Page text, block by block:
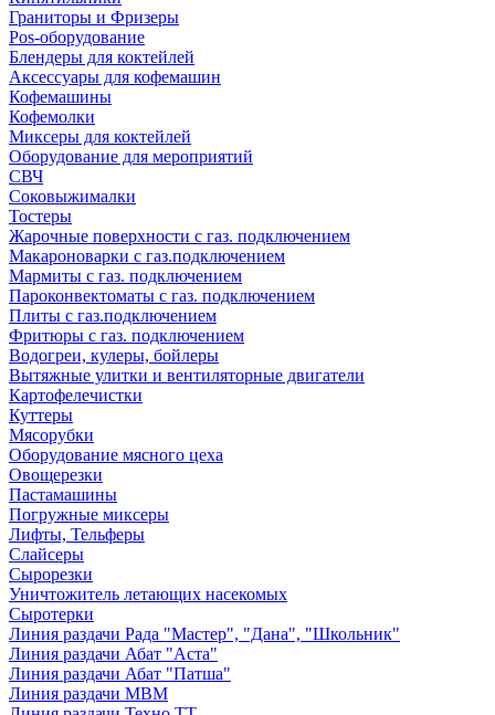
Граниторы и Фризеры
Pos-оборудование
Блендеры для коктейлей
Аксессуары для кофемашин
Кофемашины
Кофемолки
Миксеры для коктейлей
Оборудование для мероприятий
СВЧ
Соковыжималки
Тостеры
Жарочные поверхности с газ. подключением
Макароноварки с газ.подключением
Мармиты с газ. подключением
Пароконвектоматы с газ. подключением
Плиты с газ.подключением
Фритюры с газ. подключением
Водогреи, кулеры, бойлеры
Вытяжные улитки и вентиляторные двигатели
Картофелечистки
Куттеры
Мясорубки
Оборудование мясного цеха
Овощерезки
Пастамашины
Погружные миксеры
Лифты, Тельферы
Слайсеры
Сырорезки
Уничтожитель летающих насекомых
Сыротерки
Линия раздачи Рада "Мастер", "Дана", "Школьник"
Линия раздачи Абат "Аста"
Линия раздачи Абат "Патша"
Линия раздачи МВМ